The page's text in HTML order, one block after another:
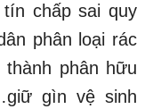
chấp sai quy
phân loại rác
phân hữu
gìn vệ sinh